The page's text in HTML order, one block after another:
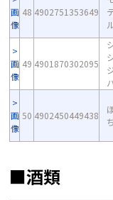
画
像
48 4902751353649
画
像
49 4901870302095
画
像
50 4902450449438
ち
■酒類